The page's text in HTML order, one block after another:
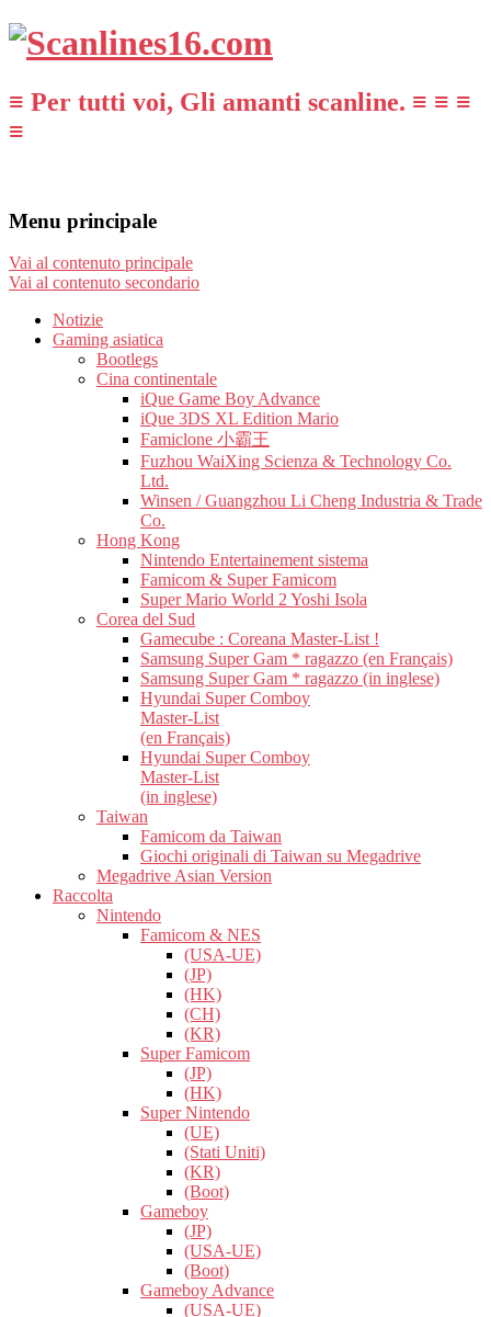
≡ Per tutti voi, Gli amanti scanline. ≡ ≡ ≡
≡
Menu principale
Vai al contenuto principale
Vai al contenuto secondario
Notizie
Gaming asiatica
Bootlegs
Cina continentale
iQue Game Boy Advance
iQue 3DS XL Edition Mario
Famiclone 小霸王
Fuzhou WaiXing Scienza & Technology Co.
Ltd.
Winsen / Guangzhou Li Cheng Industria & Trade
Co.
Hong Kong
Nintendo Entertainement sistema
Famicom & Super Famicom
Super Mario World 2 Yoshi Isola
Corea del Sud
Gamecube : Coreana Master-List !
Samsung Super Gam * ragazzo (en Français)
Samsung Super Gam * ragazzo (in inglese)
Hyundai Super Comboy
Master-List
(en Français)
Hyundai Super Comboy
Master-List
(in inglese)
Taiwan
Famicom da Taiwan
Giochi originali di Taiwan su Megadrive
Megadrive Asian Version
Raccolta
Nintendo
Famicom & NES
(USA-UE)
(JP)
(HK)
(CH)
(KR)
Super Famicom
(JP)
(HK)
Super Nintendo
(UE)
(Stati Uniti)
(KR)
(Boot)
Gameboy
(JP)
(USA-UE)
(Boot)
Gameboy Advance
(USA-UE)